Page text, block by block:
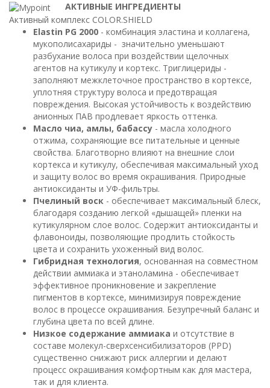
АКТИВНЫЕ ИНГРЕДИЕНТЫ
Активный комплекс COLOR.SHIELD
Elastin PG 2000 - комбинация эластина и коллагена,
мукополисахариды - значительно уменьшают
разбухание волоса при воздействии щелочных
агентов на кутикулу и кортекс. Триглицериды -
заполняют межклеточное пространство в кортексе,
уплотняя структуру волоса и предотвращая
повреждения. Высокая устойчивость к воздействию
анионных ПАВ продлевает яркость оттенка.
Масло чиа, амлы, бабассу - масла холодного
отжима, сохраняющие все питательные и ценные
свойства. Благотворно влияют на внешние слои
кортекса и кутикулу, обеспечивая максимальный уход
и защиту волос во время окрашивания. Природные
антиоксиданты и УФ-фильтры.
Пчелиный воск - обеспечивает максимальный блеск,
благодаря созданию легкой «дышащей» пленки на
кутикулярном слое волос. Содержит антиоксиданты и
флавоноиды, позволяющие продлить стойкость
цвета и сохранить ухоженный вид волос.
Гибридная технология, основанная на совместном
действии аммиака и этаноламина - обеспечивает
эффективное проникновение и закрепление
пигментов в кортексе, минимизируя повреждение
волос в процессе окрашивания. Безупречный баланс и
глубина цвета по всей длине.
Низкое содержание аммиака и отсутствие в
составе молекул-сверхсенсибилизаторов (PPD)
существенно снижают риск аллергии и делают
процесс окрашивания комфортным как для мастера,
так и для клиента.